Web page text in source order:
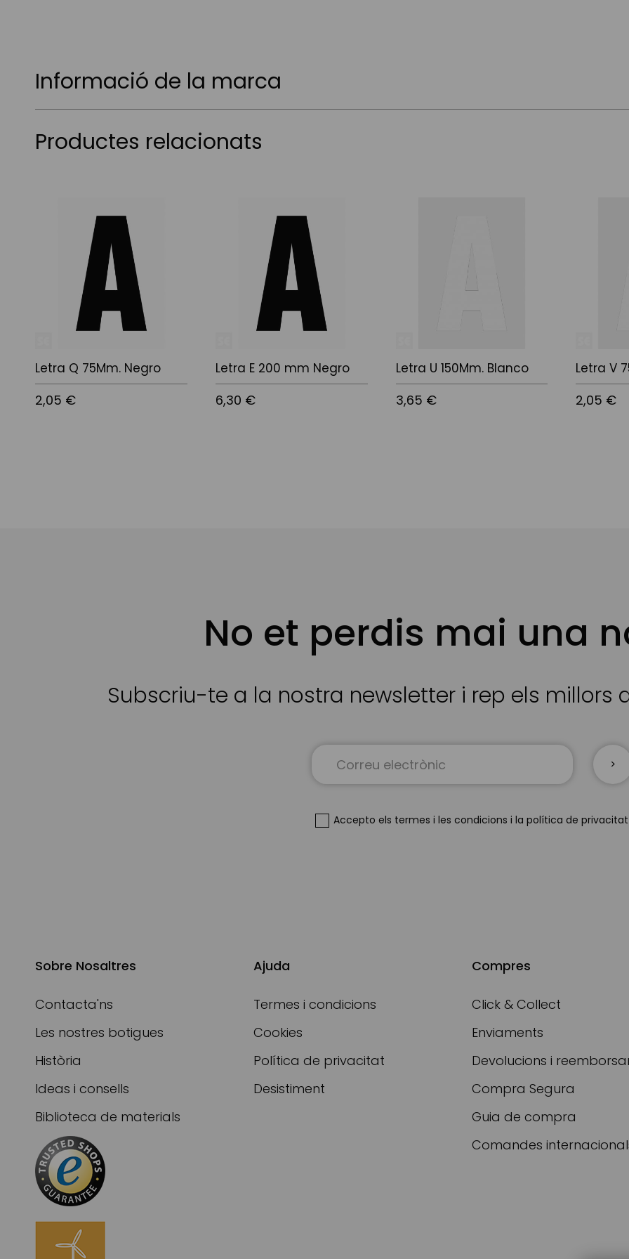
Informació de la marca
Productes relacionats
Letra Q 75Mm. Negro
2,05 €
Letra E 200 mm Negro
6,30 €
Letra U 150Mm. Blanco
3,65 €
Letra V
2,05 €
No et perdis mai una
Subscriu-te a la nostra newsletter i rep els millors
Up
Accepto els termes i les condicions i la política de privacitat
Sobre Nosaltres
Contacta'ns
Les nostres botigues
Història
Ideas i consells
Biblioteca de materials
Ajuda
Termes i condicions
Cookies
Política de privacitat
Desistiment
Compres
Click & Collect
Enviaments
Devolucions i
Compra Segura
Guia de compra
Comandes